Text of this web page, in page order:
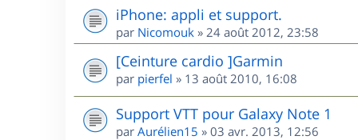
iPhone: appli et support.
par Nicomouk » 24 août 2012, 23:58
[Ceinture cardio ]Garmin
par pierfel » 13 août 2010, 16:08
Support VTT pour Galaxy Note 1
par Aurélien15 » 03 avr. 2013, 12:56